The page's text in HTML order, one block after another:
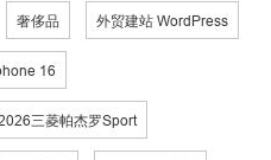
奢侈品 外贸建站 WordPress
16
三菱帕杰罗Sport